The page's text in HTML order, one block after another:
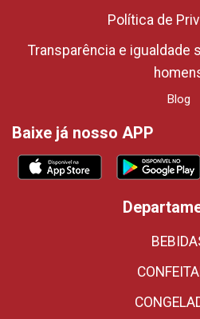
Política de
Transparência e igualdade
Blog
Baixe já nosso APP